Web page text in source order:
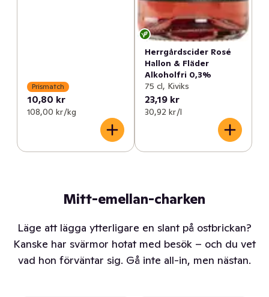
Prismatch
10,80 kr
108,00 kr /kg
Herrgårdscider Rosé
Hallon & Fläder
Alkoholfri 0,3%
75 cl, Kiviks
23,19 kr
30,92 kr /l
Mitt-emellan-charken
Läge att lägga ytterligare en slant på ostbrickan?
Kanske har svärmor hotat med besök – och du vet
vad hon förväntar sig. Gå inte all-in, men nästan.